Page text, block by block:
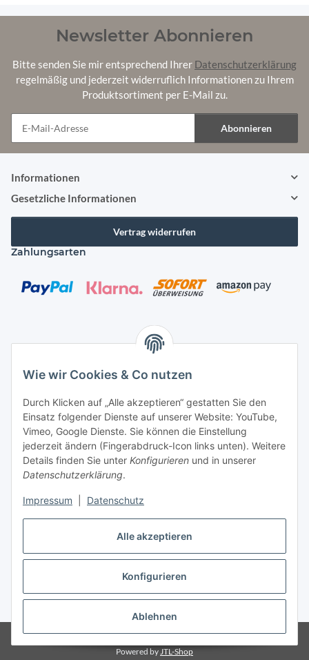
Alle akzeptieren
Konfigurieren
Ablehnen
Wie wir Cookies & Co nutzen
Durch Klicken auf „Alle akzeptieren“ gestatten Sie den
Einsatz folgender Dienste auf unserer Website: YouTube,
Vimeo, Google Dienste. Sie können die Einstellung
jederzeit ändern (Fingerabdruck-Icon links unten). Weitere
Details finden Sie unter Konfigurieren und in unserer
Datenschutzerklärung.
Impressum Datenschutz
Newsletter Abonnieren
Bitte senden Sie mir entsprechend Ihrer Datenschutzerklärung
regelmäßig und jederzeit widerruflich Informationen zu Ihrem
Produktsortiment per E-Mail zu.
Abonnieren
Informationen
Gesetzliche Informationen
Vertrag widerrufen
Zahlungsarten
Kontakt
Mayaadi Home
Max-Planck-Str. 34
61184 Karben
Telefon: +49-6039-938080
info@mayaadi-home.de
* Alle Preise inkl. gesetzlicher USt., zzgl.
Powered by JTL-Shop